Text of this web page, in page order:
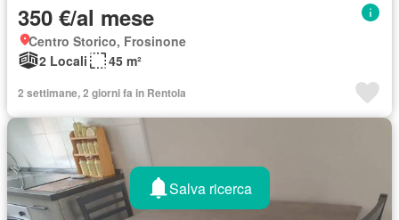
350 €/al mese
Centro Storico, Frosinone
2 Locali
45 m²
2 settimane, 2 giorni fa in Rentola
Salva ricerca